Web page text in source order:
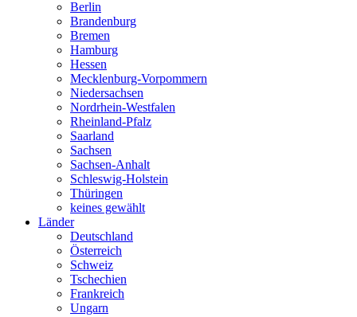
Berlin
Brandenburg
Bremen
Hamburg
Hessen
Mecklenburg-Vorpommern
Niedersachsen
Nordrhein-Westfalen
Rheinland-Pfalz
Saarland
Sachsen
Sachsen-Anhalt
Schleswig-Holstein
Thüringen
keines gewählt
Länder
Deutschland
Österreich
Schweiz
Tschechien
Frankreich
Ungarn